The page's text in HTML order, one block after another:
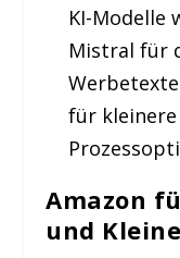
KI-Modelle
Mistral für
für
Amazon
und